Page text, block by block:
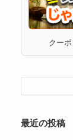
クー
最近の投稿